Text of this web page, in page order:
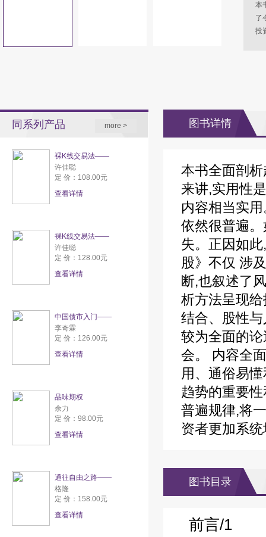
本
了
投
同系列产品 more >
裸K线交易法——
许佳聪
定 价：108.00元
查看详情
裸K线交易法——
许佳聪
定 价：128.00元
查看详情
中国债市入门——
李奇霖
定 价：126.00元
查看详情
品味期权
余力
定 价：98.00元
查看详情
通往自由之路——
格隆
定 价：158.00元
查看详情
图书详情
本书全面剖
来讲,实用性
内容相当实
依然很普遍
失。正因如
股》不仅 涉
断,也叙述了
析方法呈现
结合、股性
较为全面的
会。 内容全
用、通俗易
趋势的重要
普遍规律,将
资者更加系
图书目录
前言/1